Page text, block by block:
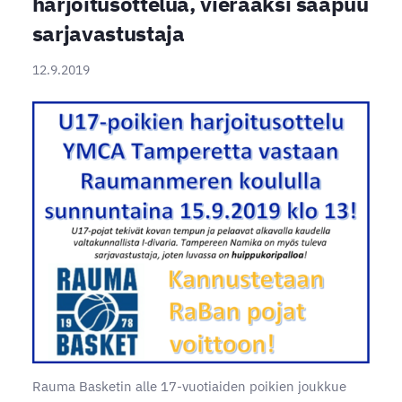
sarjavastustaja
12.9.2019
Rauma Basketin alle 17-vuotiaiden poikien joukkue